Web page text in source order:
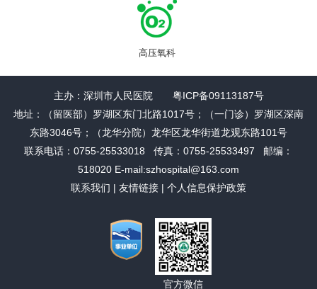
高压氧科
主办：深圳市人民医院 粤ICP备09113187号
地址：（留医部）罗湖区东门北路1017号；（一门诊）罗湖区深南
东路3046号；（龙华分院）龙华区龙华街道龙观东路101号
联系电话：0755-25533018 传真：0755-25533497 邮编：
518020 E-mail:szhospital@163.com
联系我们 | 友情链接 | 个人信息保护政策
官方微信